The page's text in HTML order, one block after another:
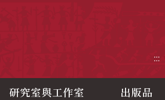
:::
研究室與工作室 出版品